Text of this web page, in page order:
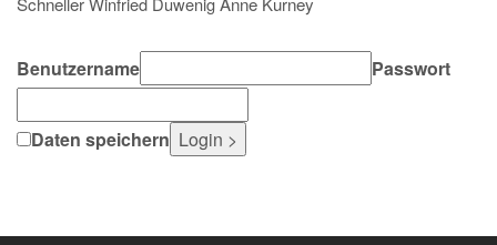
Benutzername Passwort
Daten speichern